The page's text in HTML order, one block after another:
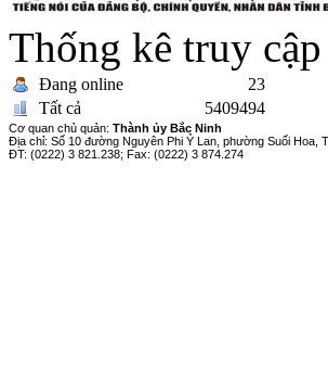
Thống kê truy cập
Đang online
23
Tất cả
5409494
Cơ quan chủ quản: Thành ủy Bắc Ninh
Địa chỉ: Số 10 đường Nguyên Phi Ỷ Lan, phường Suối Hoa,
ĐT: (0222) 3 821.238; Fax: (0222) 3 874.274